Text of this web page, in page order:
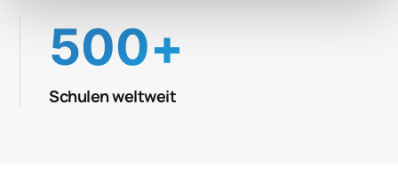
500+
Schulen weltweit